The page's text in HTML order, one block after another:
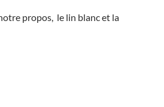
propos, le lin blanc et la